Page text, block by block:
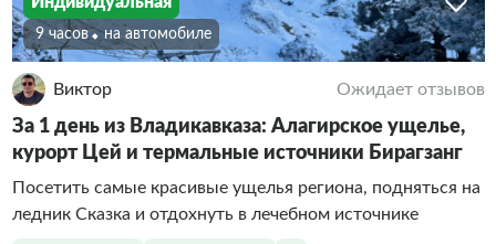
9 часов На автомобиле
Виктор Ожидает отзывов
За 1 день из Владикавказа: Алагирское ущелье,
курорт Цей и термальные источники Бирагзанг
Посетить самые красивые ущелья региона, подняться на
ледник Сказка и отдохнуть в лечебном источнике